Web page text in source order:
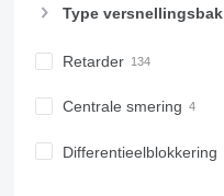
Type versnellingsbak
Retarder
Centrale smering
Differentieelblokkering